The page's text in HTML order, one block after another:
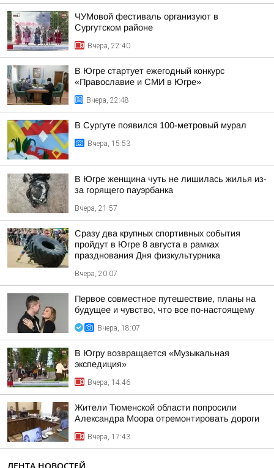
ЧУМовой фестиваль организуют в
Сургутском районе
Вчера, 22:40
В Югре стартует ежегодный конкурс
«Православие и СМИ в Югре»
Вчера, 22:48
В Сургуте появился 100-метровый мурал
Вчера, 15:53
В Югре женщина чуть не лишилась жилья из-
за горящего пауэрбанка
Вчера, 21:57
Сразу два крупных спортивных события
пройдут в Югре 8 августа в рамках
празднования Дня физкультурника
Вчера, 20:07
Первое совместное путешествие, планы на
будущее и чувство, что все по-настоящему
Вчера, 18:07
В Югру возвращается «Музыкальная
экспедиция»
Вчера, 14:46
Жители Тюменской области попросили
Александра Моора отремонтировать дороги
Вчера, 17:43